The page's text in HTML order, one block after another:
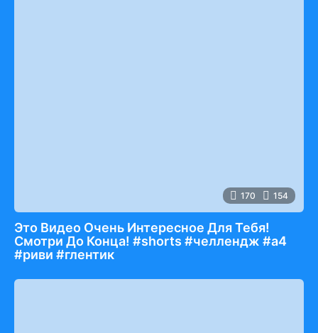
170 154
Это Видео Очень Интересное Для Тебя!
Смотри До Конца! #shorts #челлендж #а4
#риви #глентик